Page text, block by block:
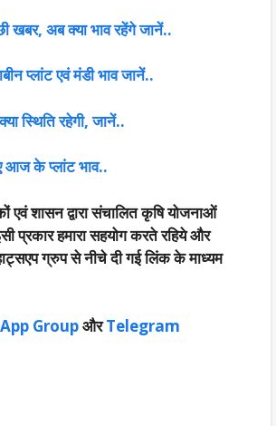
खबर, अब क्या भाव रहेंगे जानें..
प्लांट एवं मंडी भाव जानें..
स्थिति रहेगी, जानें..
आज के प्लांट भाव..
एवं शासन द्वारा संचालित कृषि योजनाओं
प्रकार हमारा सहयोग करते रहिये और
ग्रुप से नीचे दी गई लिंक के माध्यम
GroupऔरTelegram